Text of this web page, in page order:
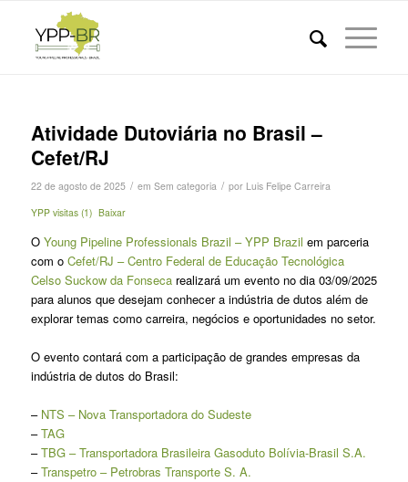
Atividade Dutoviária no Brasil –
Cefet/RJ
22 de agosto de 2025 / em Sem categoria / por Luis Felipe Carreira
YPP visitas (1) Baixar
O Young Pipeline Professionals Brazil – YPP Brazil em parceria
com o Cefet/RJ – Centro Federal de Educação Tecnológica
Celso Suckow da Fonsecarealizará um evento no dia 03/09/2025
para alunos que desejam conhecer a indústria de dutos além de
explorar temas como carreira, negócios e oportunidades no setor.
O evento contará com a participação de grandes empresas da
indústria de dutos do Brasil:
– NTS – Nova Transportadora do Sudeste
–TAG
–TBG – Transportadora Brasileira Gasoduto Bolívia-Brasil S.A.
–Transpetro – Petrobras Transporte S. A.